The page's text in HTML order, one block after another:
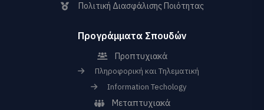
Πολιτική Διασφάλισης Ποιότητας
Προγράμματα Σπουδών
Προπτυχιακά
Πληροφορική και Τηλεματική
Information Techology
Μεταπτυχιακά